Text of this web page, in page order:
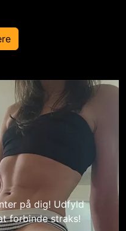
på dig! Udfyld
forbinde straks!